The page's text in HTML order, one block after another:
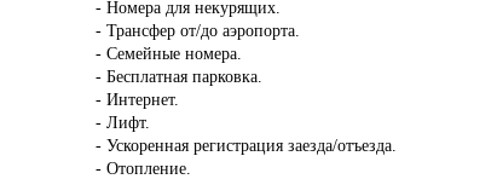
- Номера для некурящих.
- Трансфер от/до аэропорта.
- Семейные номера.
- Бесплатная парковка.
- Интернет.
- Лифт.
- Ускоренная регистрация заезда/отъезда.
- Отопление.